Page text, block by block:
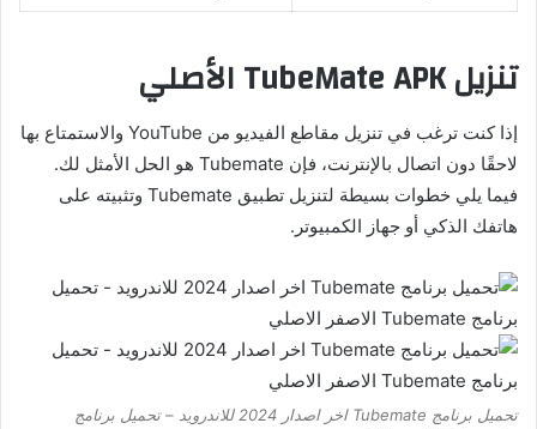
تنزيل TubeMate APK الأصلي
إذا كنت ترغب في تنزيل مقاطع الفيديو من YouTube والاستمتاع بها
لاحقًا دون اتصال بالإنترنت، فإن Tubemate هو الحل الأمثل لك.
فيما يلي خطوات بسيطة لتنزيل تطبيق Tubemate وتثبيته على
هاتفك الذكي أو جهاز الكمبيوتر.
تحميل برنامج Tubemate اخر اصدار 2024 للاندرويد – تحميل برنامج